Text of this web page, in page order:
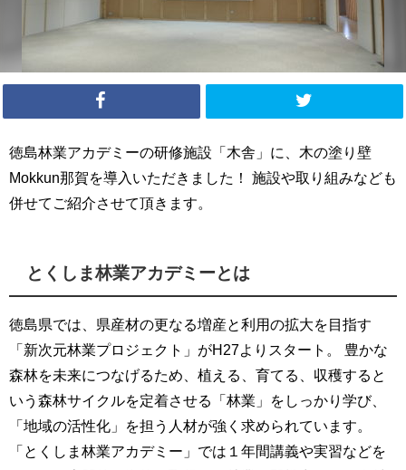
徳島林業アカデミーの研修施設「木舎」に、木の塗り壁
Mokkun那賀を導入いただきました！ 施設や取り組みなども
併せてご紹介させて頂きます。
とくしま林業アカデミーとは
徳島県では、県産材の更なる増産と利用の拡大を目指す
「新次元林業プロジェクト」がH27よりスタート。 豊かな
森林を未来につなげるため、植える、育てる、収穫すると
いう森林サイクルを定着させる「林業」をしっかり学び、
「地域の活性化」を担う人材が強く求められています。
「とくしま林業アカデミー」では１年間講義や実習などを